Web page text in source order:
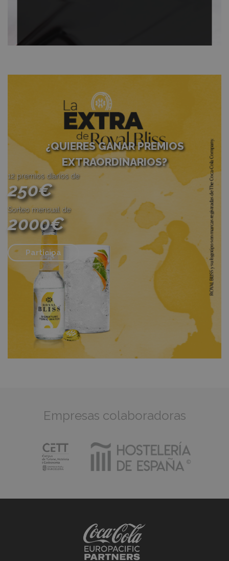
¿QUIERES GANAR PREMIOS
EXTRAORDINARIOS?
12 premios diarios de
250€
Sorteo mensual de
2000€
Participa
Empresas colaboradoras